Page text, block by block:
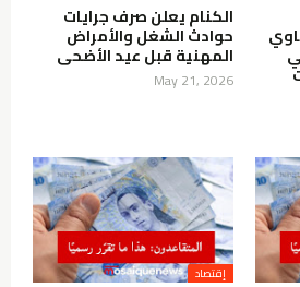
الكنام يعلن صرف جرايات
حوادث الشغل والأمراض
المهنية قبل عيد الأضحى
May 21, 2026
إقتصاد